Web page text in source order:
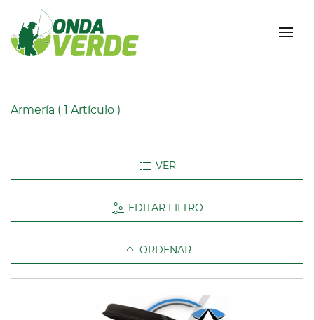
Armería ( 1 Artículo )
EDITAR FILTRO
ORDENAR